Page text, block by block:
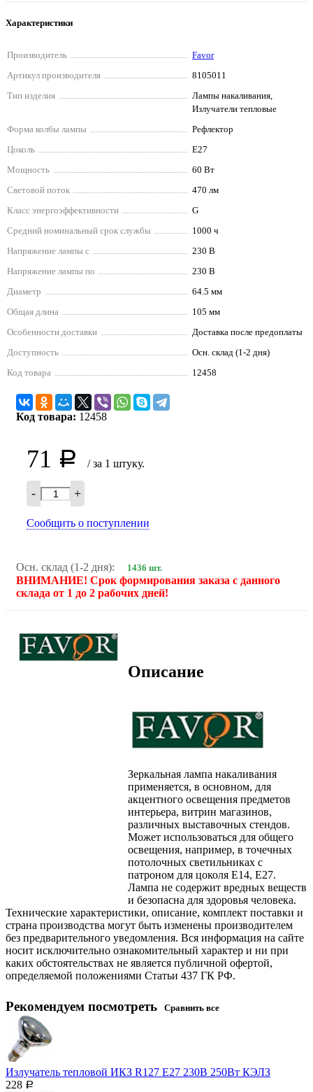
Характеристики
Производитель
Favor
Артикул производителя
8105011
Тип изделия
Лампы накаливания,
Излучатели тепловые
Форма колбы лампы
Рефлектор
Цоколь
E27
Мощность
60 Вт
Световой поток
470 лм
Класс энергоэффективности
G
Средний номинальный срок службы
1000 ч
Напряжение лампы с
230 В
Напряжение лампы по
230 В
Диаметр
64.5 мм
Общая длина
105 мм
Особенности доставки
Доставка после предоплаты
Доступность
Осн. склад (1-2 дня)
Код товара
12458
Код товара: 12458
71 Р / за 1 штуку.
- +
Сообщить о поступлении
Осн. склад (1-2 дня): 1436 шт.
ВНИМАНИЕ! Срок формирования заказа с данного
склада от 1 до 2 рабочих дней!
Описание
Зеркальная лампа накаливания
применяется, в основном, для
акцентного освещения предметов
интерьера, витрин магазинов,
различных выставочных стендов.
Может использоваться для общего
освещения, например, в точечных
потолочных светильниках с
патроном для цоколя Е14, Е27.
Лампа не содержит вредных веществ
и безопасна для здоровья человека.
Технические характеристики, описание, комплект поставки и
страна производства могут быть изменены производителем
без предварительного уведомления. Вся информация на сайте
носит исключительно ознакомительный характер и ни при
каких обстоятельствах не является публичной офертой,
определяемой положениями Статьи 437 ГК РФ.
Рекомендуем посмотреть Сравнить все
Излучатель тепловой ИКЗ R127 Е27 230В 250Вт КЭЛЗ
228 Р